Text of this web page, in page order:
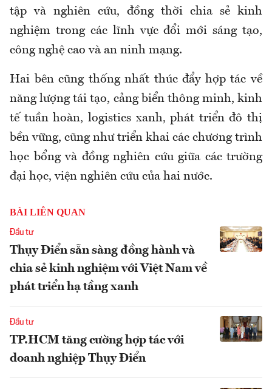
tập và nghiên cứu, đồng thời chia sẻ kinh
nghiệm trong các lĩnh vực đổi mới sáng tạo,
công nghệ cao và an ninh mạng.
Hai bên cũng thống nhất thúc đẩy hợp tác về
năng lượng tái tạo, cảng biển thông minh, kinh
tế tuần hoàn, logistics xanh, phát triển đô thị
bền vững, cũng như triển khai các chương trình
học bổng và đồng nghiên cứu giữa các trường
đại học, viện nghiên cứu của hai nước.
BÀI LIÊN QUAN
Đầu tư
Thụy Điển sẵn sàng đồng hành và
chia sẻ kinh nghiệm với Việt Nam về
phát triển hạ tầng xanh
Đầu tư
TP.HCM tăng cường hợp tác với
doanh nghiệp Thụy Điển